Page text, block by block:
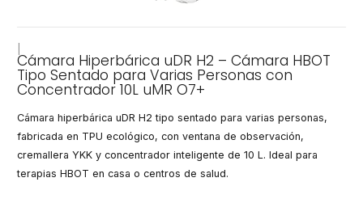
Cámara Hiperbárica uDR H2 – Cámara HBOT
Tipo Sentado para Varias Personas con
Concentrador 10L uMR O7+
Cámara hiperbárica uDR H2 tipo sentado para varias personas,
fabricada en TPU ecológico, con ventana de observación,
cremallera YKK y concentrador inteligente de 10 L. Ideal para
terapias HBOT en casa o centros de salud.